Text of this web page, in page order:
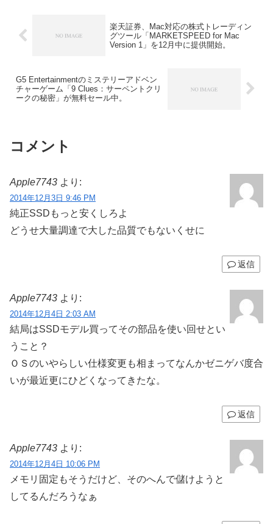
楽天証券、Mac対応の株式トレーディン
グツール「MARKETSPEED for Mac
Version 1」を12月中に提供開始。
G5 Entertainmentのミステリーアドベン
チャーゲーム「9 Clues：サーペントクリ
ークの秘密」が無料セール中。
コメント
Apple7743 より:
2014年12月3日 9:46 PM
純正SSDもっと安くしろよ
どうせ大量調達で大した品質でもないくせに
返信
Apple7743 より:
2014年12月4日 2:03 AM
結局はSSDモデル買ってその部品を使い回せとい
うこと？
ＯＳのいやらしい仕様変更も相まってなんかゼニゲバ度合
いが最近更にひどくなってきたな。
返信
Apple7743 より:
2014年12月4日 10:06 PM
メモリ固定もそうだけど、そのへんで儲けようと
してるんだろうなぁ